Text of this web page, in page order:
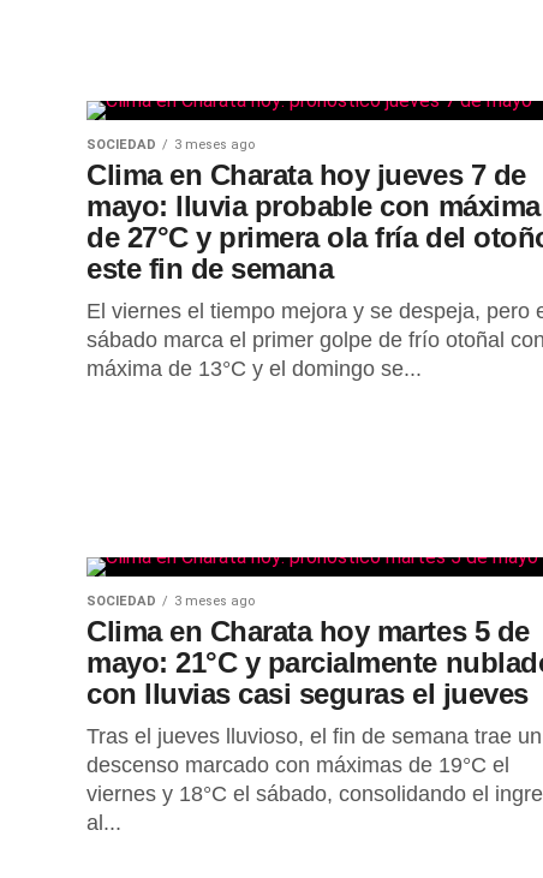
SOCIEDAD 3 meses ago
Clima en Charata hoy jueves 7 de
mayo: lluvia probable con máxima
de 27°C y primera ola fría del
este fin de semana
El viernes el tiempo mejora y se despeja, pero
sábado marca el primer golpe de frío otoñal con
máxima de 13°C y el domingo se...
SOCIEDAD 3 meses ago
Clima en Charata hoy martes 5 de
mayo: 21°C y parcialmente
con lluvias casi seguras el jueves
Tras el jueves lluvioso, el fin de semana trae un
descenso marcado con máximas de 19°C el
viernes y 18°C el sábado, consolidando el
al...